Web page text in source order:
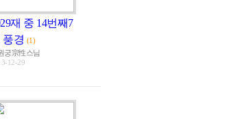
재 중 14번째7
풍경 (1)
궁宗性스님
12-29